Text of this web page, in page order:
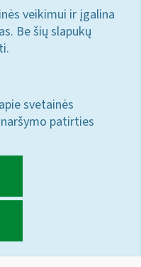
veikimui ir įgalina
Be šių slapukų
svetainės
patirties